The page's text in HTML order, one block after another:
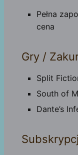
Pełna
cena
Gry /
Split
South of
Dante’s